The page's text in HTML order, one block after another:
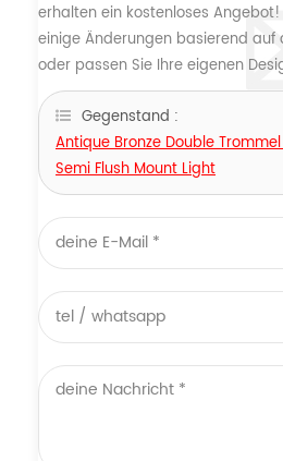
erhalten ein kostenloses
einige Änderungen basierend auf
oder passen Sie Ihre eigenen
Gegenstand :
Antique Bronze Double
Semi Flush Mount Light